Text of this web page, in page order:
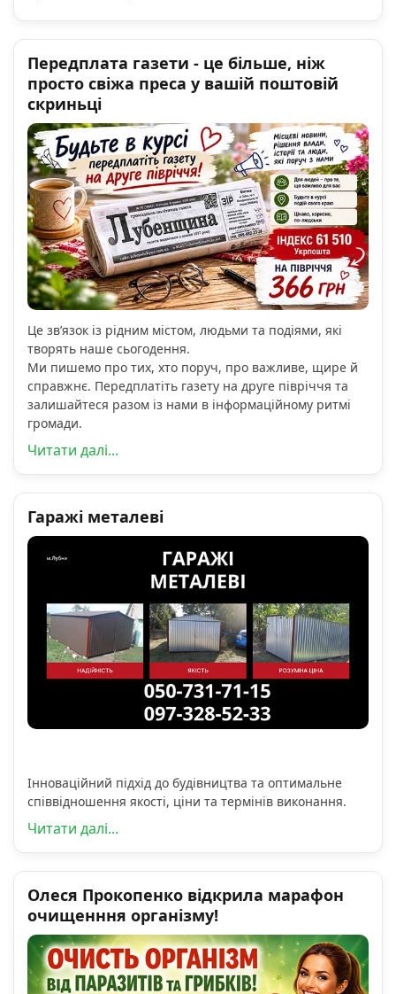
Передплата газети - це більше, ніж
просто свіжа преса у вашій поштовій
скриньці
Це зв’язок із рідним містом, людьми та подіями, які
творять наше сьогодення.
Ми пишемо про тих, хто поруч, про важливе, щире й
справжнє. Передплатіть газету на друге півріччя та
залишайтеся разом із нами в інформаційному ритмі
громади.
Читати далі...
Гаражі металеві
Інноваційний підхід до будівництва та оптимальне
співвідношення якості, ціни та термінів виконання.
Читати далі...
Олеся Прокопенко відкрила марафон
очищенння організму!